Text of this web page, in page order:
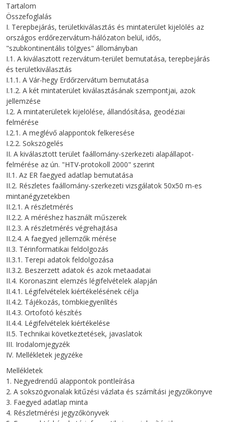
Tartalom
Összefoglalás
I. Terepbejárás, területkiválasztás és mintaterület kijelölés az
országos erdőrezervátum-hálózaton belül, idős,
"szubkontinentális tölgyes" állományban
I.1. A kiválasztott rezervátum-terület bemutatása, terepbejárás
és területkiválasztás
I.1.1. A Vár-hegy Erdőrzervátum bemutatása
I.1.2. A két mintaterület kiválasztásának szempontjai, azok
jellemzése
I.2. A mintaterületek kijelölése, állandósítása, geodéziai
felmérése
I.2.1. A meglévő alappontok felkeresése
I.2.2. Sokszögelés
II. A kiválasztott terület faállomány-szerkezeti alapállapot-
felmérése az ún. "HTV-protokoll 2000" szerint
II.1. Az ER faegyed adatlap bemutatása
II.2. Részletes faállomány-szerkezeti vizsgálatok 50x50 m-es
mintanégyzetekben
II.2.1. A részletmérés
II.2.2. A méréshez használt műszerek
II.2.3. A részletmérés végrehajtása
II.2.4. A faegyed jellemzők mérése
II.3. Térinformatikai feldolgozás
II.3.1. Terepi adatok feldolgozása
II.3.2. Beszerzett adatok és azok metaadatai
II.4. Koronaszint elemzés légifelvételek alapján
II.4.1. Légifelvételek kiértékelésének célja
II.4.2. Tájékozás, tömbkiegyenlítés
II.4.3. Ortofotó készítés
II.4.4. Légifelvételek kiértékelése
II.5. Technikai következtetések, javaslatok
III. Irodalomjegyzék
IV. Mellékletek jegyzéke
Mellékletek
1. Negyedrendű alappontok pontleírása
2. A sokszögvonalak kitűzési vázlata és számítási jegyzőkönyve
3. Faegyed adatlap minta
4. Részletmérési jegyzőkönyvek